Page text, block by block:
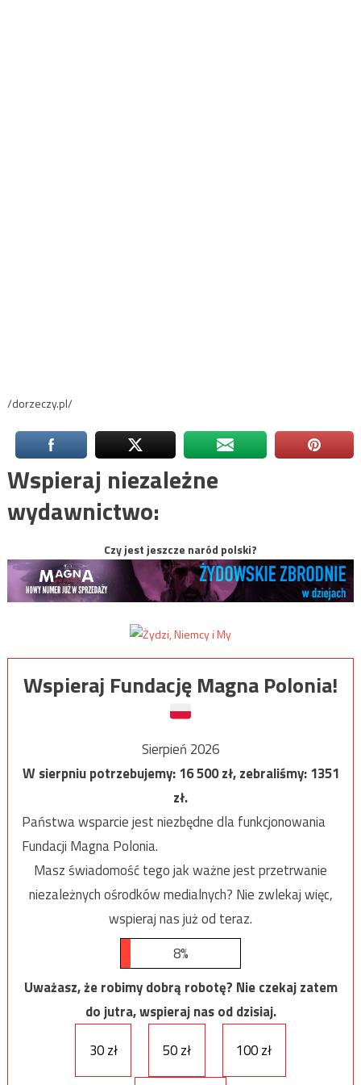
/dorzeczy.pl/
Wspieraj niezależne
wydawnictwo:
Czy jest jeszcze naród polski?
Wspieraj Fundację Magna Polonia!
Sierpień 2026
W sierpniu potrzebujemy:16 500zł, zebraliśmy:1351
zł.
Państwa wsparcie jest niezbędne dla funkcjonowania
Fundacji Magna Polonia.
Masz świadomość tego jak ważne jest przetrwanie
niezależnych ośrodków medialnych? Nie zwlekaj więc,
wspieraj nas już od teraz.
8%
Uważasz, że robimy dobrą robotę? Nie czekaj zatem
do jutra, wspieraj nas od dzisiaj.
30 zł
50 zł 100 zł